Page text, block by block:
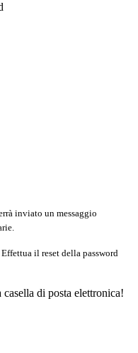
inviato un messaggio
il reset della password
di posta elettronica!